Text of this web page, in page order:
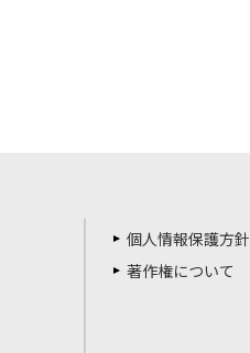
個人情報保護方針
著作権について